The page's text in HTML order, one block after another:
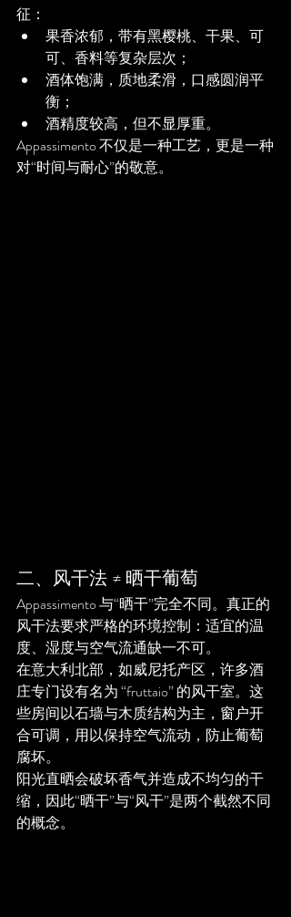
征：
果香浓郁，带有黑樱桃、干果、可
可、香料等复杂层次；
酒体饱满，质地柔滑，口感圆润平
衡；
酒精度较高，但不显厚重。
Appassimento 不仅是一种工艺，更是一种
对“时间与耐心”的敬意。
二、风干法 ≠ 晒干葡萄
Appassimento 与“晒干”完全不同。真正的
风干法要求严格的环境控制：适宜的温
度、湿度与空气流通缺一不可。
在意大利北部，如威尼托产区，许多酒
庄专门设有名为 “fruttaio” 的风干室。这
些房间以石墙与木质结构为主，窗户开
合可调，用以保持空气流动，防止葡萄
腐坏。
阳光直晒会破坏香气并造成不均匀的干
缩，因此“晒干”与“风干”是两个截然不同
的概念。